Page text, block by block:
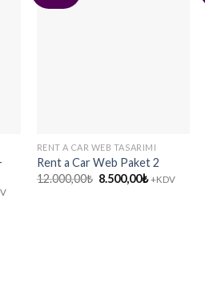
RENT A CAR WEB TASARIMI
Rent a Car Web Paket 2
12.000,00₺ Orijinal
8.500,00₺Şu
+KDV